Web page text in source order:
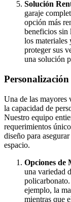
Solución
garaje
opción más
beneficios sin
los materiales
proteger sus
una solución
Personalización
Una de las mayores
la capacidad de
Nuestro equipo
requerimientos
diseño para
espacio.
Opciones de
una variedad
ejemplo, la
mientras que